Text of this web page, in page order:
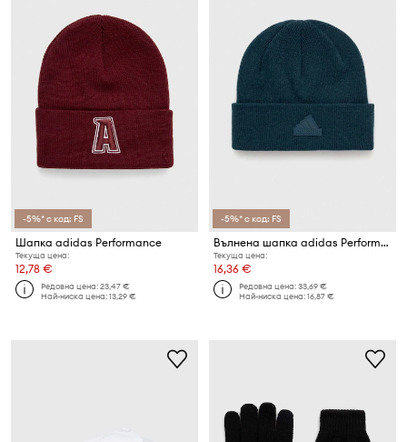
-5%* с код: FS
Шапка adidas Performance
Текуща цена:
12,78 €
Редовна цена:23,47 €
Най-ниска цена:13,29 €
-5%* с код: FS
Вълнена шапка adidas Performance
Текуща цена:
16,36 €
Редовна цена:33,69 €
Най-ниска цена:16,87 €